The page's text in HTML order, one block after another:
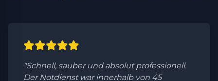
"Schnell, sauber und absolut professionell.
Der Notdienst war innerhalb von 45